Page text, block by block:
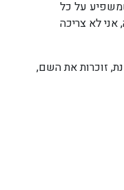
על כל
אני לא צריכה
זוכרות את השם,